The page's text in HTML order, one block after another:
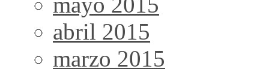
abril 2015
marzo 2015